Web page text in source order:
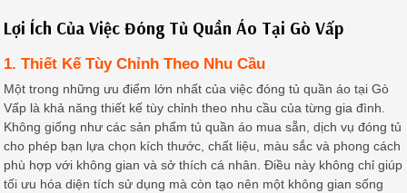
Lợi Ích Của Việc Đóng Tủ Quần Áo Tại Gò Vấp
1. Thiết Kế Tùy Chỉnh Theo Nhu Cầu
Một trong những ưu điểm lớn nhất của việc đóng tủ quần áo tại Gò
Vấp là khả năng thiết kế tùy chỉnh theo nhu cầu của từng gia đình.
Không giống như các sản phẩm tủ quần áo mua sẵn, dịch vụ đóng tủ
cho phép bạn lựa chọn kích thước, chất liệu, màu sắc và phong cách
phù hợp với không gian và sở thích cá nhân. Điều này không chỉ giúp
tối ưu hóa diện tích sử dụng mà còn tạo nên một không gian sống